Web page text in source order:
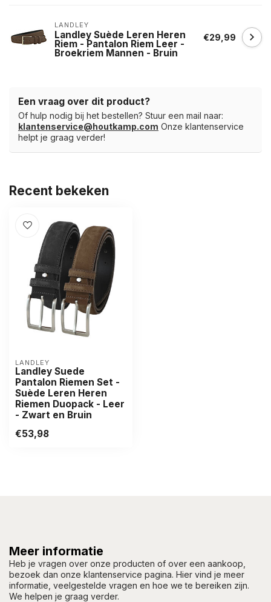
LANDLEY
Landley Suède Leren Heren
Riem - Pantalon Riem Leer -
Broekriem Mannen - Bruin
€29,99
Een vraag over dit product?
Of hulp nodig bij het bestellen? Stuur een mail naar:
klantenservice@houtkamp.com Onze klantenservice
helpt je graag verder!
Recent bekeken
LANDLEY
Landley Suede
Pantalon Riemen Set -
Suède Leren Heren
Riemen Duopack - Leer
- Zwart en Bruin
€53,98
Meer informatie
Heb je vragen over onze producten of over een aankoop,
bezoek dan onze klantenservice pagina. Hier vind je meer
informatie, veelgestelde vragen en hoe we te bereiken zijn.
We helpen je graag verder.